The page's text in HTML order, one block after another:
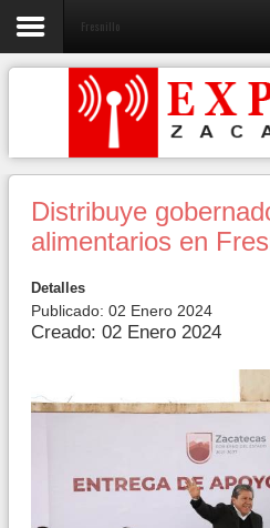
Fresnillo
Distribuye
alimentarios en
Detalles
Publicado: 02 Enero 2024
Creado: 02 Enero 2024